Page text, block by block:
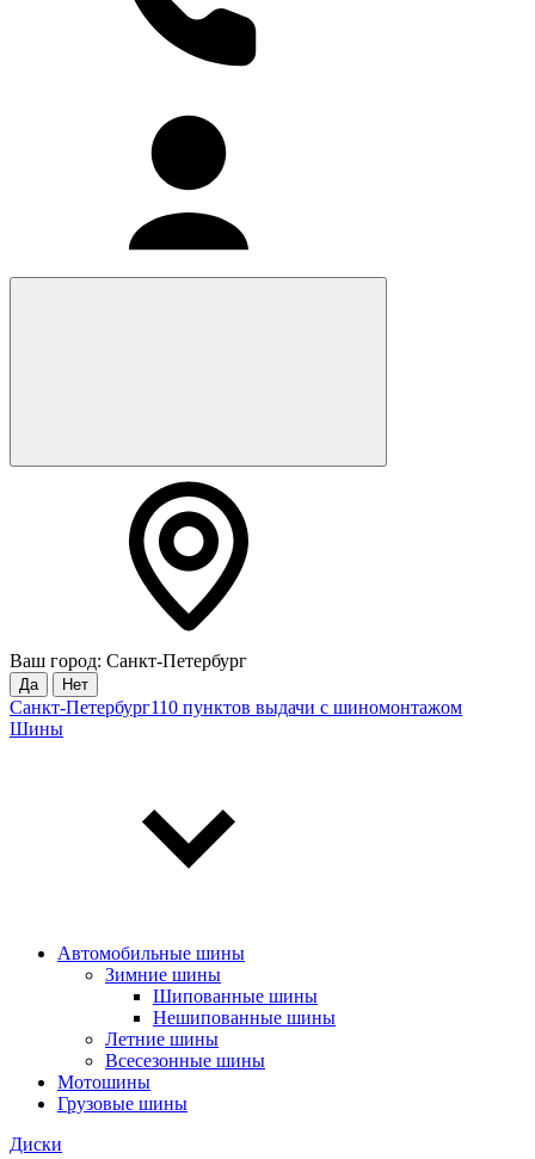
Ваш город: Санкт-Петербург
Да Нет
Санкт-Петербург110 пунктов выдачи с шиномонтажом
Шины
Автомобильные шины
Зимние шины
Шипованные шины
Нешипованные шины
Летние шины
Всесезонные шины
Мотошины
Грузовые шины
Диски